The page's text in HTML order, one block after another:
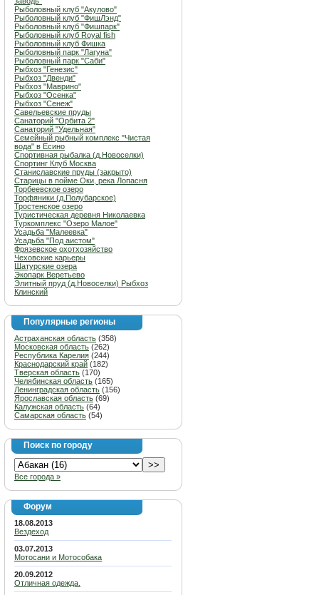
Рыболовный клуб "Акулово"
Рыболовный клуб "ФишЛэнд"
Рыболовный клуб "Фишпарк"
Рыболовный клуб Royal fish
Рыболовный клуб Фишка
Рыболовный парк "Лагуна"
Рыболовный парк "Саби"
Рыбхоз "Генезис"
Рыбхоз "Двенди"
Рыбхоз "Маврино"
Рыбхоз "Осенка"
Рыбхоз "Сенеж"
Савельевские пруды
Санаторий "Орбита 2"
Санаторий "Удельная"
Семейный рыбный комплекс "Чистая
вода" в Есино
Спортивная рыбалка (д.Новоселки)
Спортинг Клуб Москва
Станиславские пруды (закрыто)
Старицы в пойме Оки, река Лопасня
Торбеевское озеро
Торфяники (д.Полубарское)
Тростенское озеро
Туристическая деревня Николаевка
Туркомплекс "Озеро Малое"
Усадьба "Малеевка"
Усадьба "Под аистом"
Фрязевское охотхозяйство
Чеховские карьеры
Шатурские озера
Экопарк Веретьево
Элитный пруд (д.Новоселки) Рыбхоз
Клинский
Популярные регионы
Астраханская область (358)
Московская область (262)
Республика Карелия (244)
Краснодарский край (182)
Тверская область (170)
Челябинская область (165)
Ленинградская область (156)
Ярославская область (69)
Калужская область (64)
Самарская область (54)
Поиск по городу
Все города »
Форум
18.08.2013
Вездеход
03.07.2013
Мотосани и Мотособака
20.09.2012
Отличная одежда.